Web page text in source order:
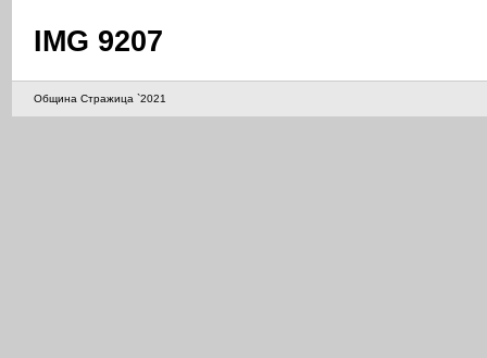
IMG 9207
Община Стражица `2021